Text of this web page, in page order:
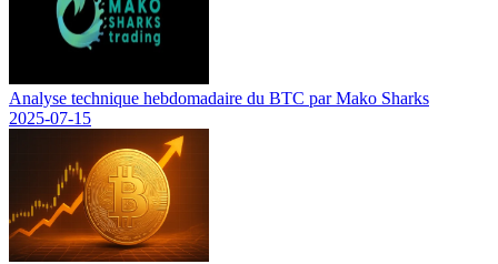
Analyse technique hebdomadaire du BTC par Mako Sharks
2025-07-15